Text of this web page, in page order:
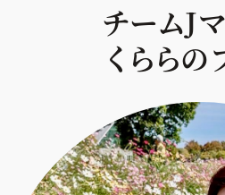
50代なに着てる？
ファッション特集
エイジングケア
50代ベストコスメ
ヘルスケアTOPICS
ストレッチ・エクササイズ
ダイエット
50代健康のお悩み
ライフスタイル
住まい
エクラ 華組メンバー一覧
エクラ 華組ランキング
チームJマダム
チームJマダムメンバー一
編集長コラム
チームJ
くららの